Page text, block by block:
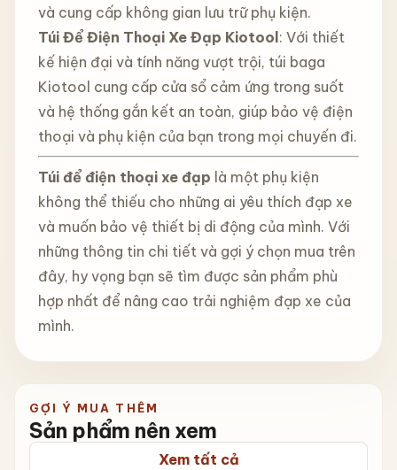
và cung cấp không gian lưu trữ phụ kiện.
Túi Để Điện Thoại Xe Đạp Kiotool: Với thiết
kế hiện đại và tính năng vượt trội, túi baga
Kiotool cung cấp cửa sổ cảm ứng trong suốt
và hệ thống gắn kết an toàn, giúp bảo vệ điện
thoại và phụ kiện của bạn trong mọi chuyến đi.
Túi để điện thoại xe đạp là một phụ kiện
không thể thiếu cho những ai yêu thích đạp xe
và muốn bảo vệ thiết bị di động của mình. Với
những thông tin chi tiết và gợi ý chọn mua trên
đây, hy vọng bạn sẽ tìm được sản phẩm phù
hợp nhất để nâng cao trải nghiệm đạp xe của
mình.
GỢI Ý MUA THÊM
Sản phẩm nên xem
Xem tất cả